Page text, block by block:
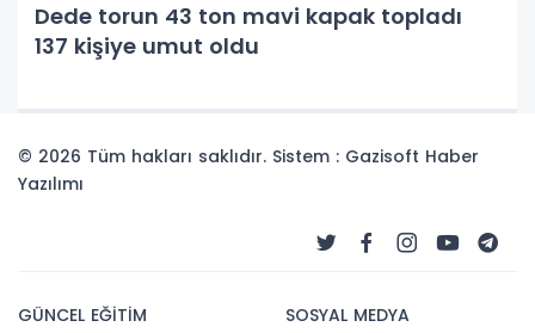
Dede torun 43 ton mavi kapak topladı
137 kişiye umut oldu
© 2026 Tüm hakları saklıdır. Sistem : Gazisoft Haber
Yazılımı
GÜNCEL EĞİTİM
SOSYAL MEDYA